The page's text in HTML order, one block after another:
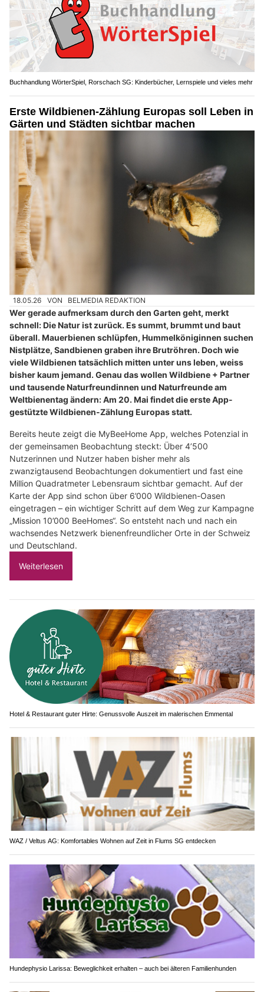
Buchhandlung WörterSpiel, Rorschach SG: Kinderbücher, Lernspiele und vieles mehr
Erste Wildbienen-Zählung Europas soll Leben in
Gärten und Städten sichtbar machen
18.05.26 VON BELMEDIA REDAKTION
Wer gerade aufmerksam durch den Garten geht, merkt
schnell: Die Natur ist zurück. Es summt, brummt und baut
überall. Mauerbienen schlüpfen, Hummelköniginnen suchen
Nistplätze, Sandbienen graben ihre Brutröhren. Doch wie
viele Wildbienen tatsächlich mitten unter uns leben, weiss
bisher kaum jemand. Genau das wollen Wildbiene + Partner
und tausende Naturfreundinnen und Naturfreunde am
Weltbienentag ändern: Am 20. Mai findet die erste App-
gestützte Wildbienen-Zählung Europas statt.
Bereits heute zeigt die MyBeeHome App, welches Potenzial in
der gemeinsamen Beobachtung steckt: Über 4’500
Nutzerinnen und Nutzer haben bisher mehr als
zwanzigtausend Beobachtungen dokumentiert und fast eine
Million Quadratmeter Lebensraum sichtbar gemacht. Auf der
Karte der App sind schon über 6’000 Wildbienen-Oasen
eingetragen – ein wichtiger Schritt auf dem Weg zur Kampagne
„Mission 10’000 BeeHomes“. So entsteht nach und nach ein
wachsendes Netzwerk bienenfreundlicher Orte in der Schweiz
und Deutschland.
Weiterlesen
Hotel & Restaurant guter Hirte: Genussvolle Auszeit im malerischen Emmental
WAZ / Veltus AG: Komfortables Wohnen auf Zeit in Flums SG entdecken
Hundephysio Larissa: Beweglichkeit erhalten – auch bei älteren Familienhunden